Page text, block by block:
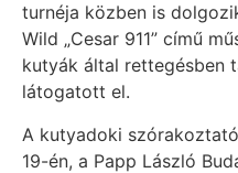
turnéja közben is
Wild „Cesar 911” című
kutyák által rettegésben
látogatott el.
A kutyadoki
19-én, a Papp László